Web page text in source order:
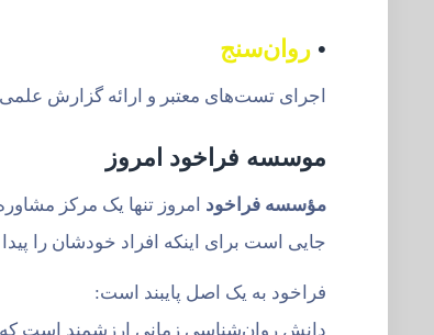
• روان‌سنج
اجرای تست‌های معتبر و ارائه گزارش
موسسه فراخود امروز
مؤسسه فراخود امروز تنها یک مرکز
جایی است برای اینکه افراد خودشان را پیدا
فراخود به یک اصل پایبند است:
دانش روان‌شناسی زمانی ارزشمند است که